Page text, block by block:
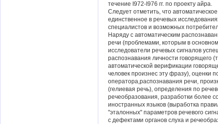
течение I972-I976 гг. по проекту айра.
Следует отметить, что
единственное в речевых
специалистов и возможных
Наряду с автоматическим
речи (проблемами, которым в
исследователи речевых сигналов
распознавания личности говорящего
автоматической верификации
человек произнес эту фразу), оценки
оператора,распознавания речи,
(гелиевая речь), определения по
речеобразования, разработки более
иностранных языков (выработка
"эталонных" параметров речевого
с дефектами органов слуха и